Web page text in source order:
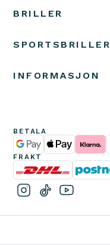
BRILLER
SPORTSBRILLER
INFORMASJON
BETALA
FRAKT